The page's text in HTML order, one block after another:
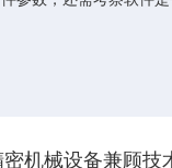
机械设备兼顾技